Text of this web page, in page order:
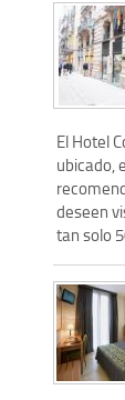
El Hotel
ubicado,
deseen
tan solo